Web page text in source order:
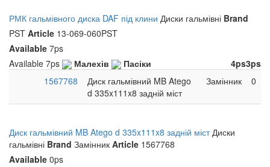
РМК гальмівного диска DAF під клини Диски гальмівні Brand
PST Article 13-069-060PST
Available 7ps
Available 7ps Малехів 3ps
Пасіки
4ps
1567768
Диск гальмівний MB Atego
d 335x111x8 задній міст
Замінник 0
Диск гальмівний MB Atego d 335x111x8 задній міст Диски
гальмівні Brand Замінник Article 1567768
Available 0ps